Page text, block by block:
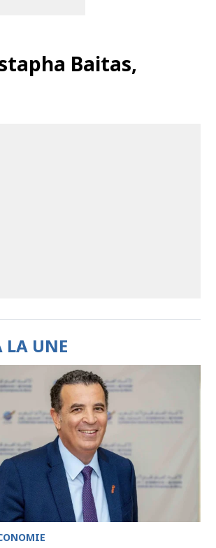
Baitas,
LA UNE